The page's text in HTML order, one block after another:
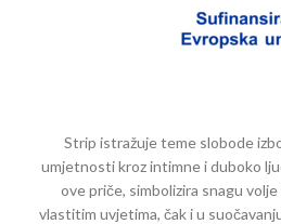
Strip istražuje teme slobode
umjetnosti kroz intimne i duboko
ove priče, simbolizira snagu
vlastitim uvjetima, čak i u